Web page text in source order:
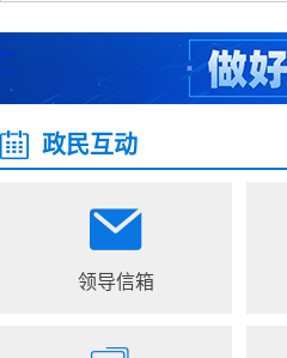
政民互动
领导信箱